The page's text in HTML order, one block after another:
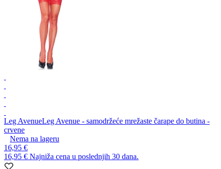
Leg AvenueLeg Avenue - samodržeće mrežaste čarape do butina -
crvene
Nema na lageru
16,95 €
16,95 € Najniža cena u poslednjih 30 dana.